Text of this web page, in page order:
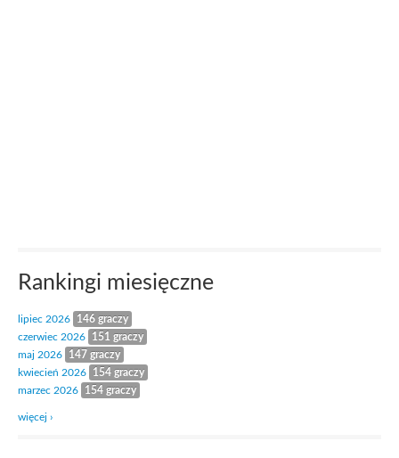
Rankingi miesięczne
lipiec 2026
146 graczy
czerwiec 2026
151 graczy
maj 2026
147 graczy
kwiecień 2026
154 graczy
marzec 2026
154 graczy
więcej ›